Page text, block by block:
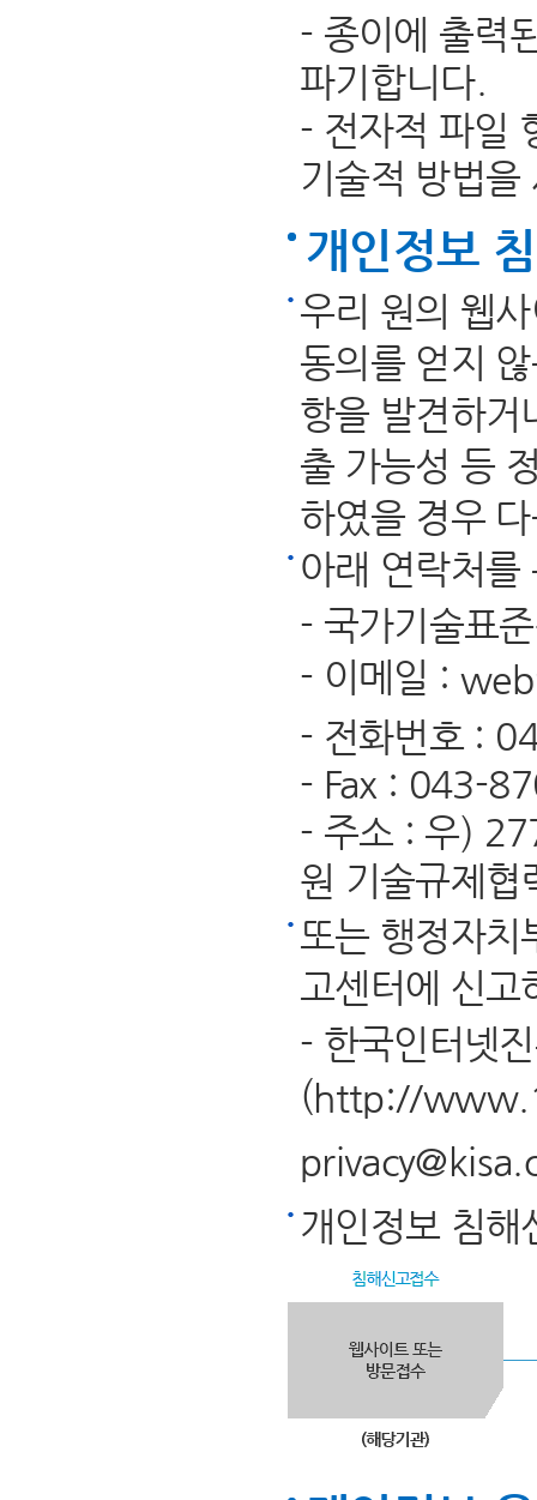
- 종이에 출력
파기합니다.
- 전자적 파일
기술적 방법을
개인정보
우리 원의 웹
동의를 얻지
항을 발견하거
출 가능성 등
하였을 경우
아래 연락처를
- 국가기술표
- 이메일 :
- 전화번호 :
- Fax : 043-
- 주소 : 우)
원 기술규제협
또는 행정자치
고센터에 신고
- 한국인터넷
(http://
개인정보 침해